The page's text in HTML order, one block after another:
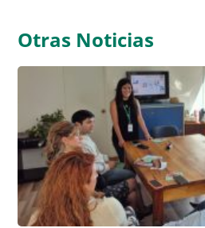
Otras Noticias